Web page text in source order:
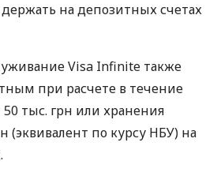
на депозитных счетах
Visa Infinite также
при расчете в течение
тыс. грн или хранения
(эквивалент по курсу НБУ) на